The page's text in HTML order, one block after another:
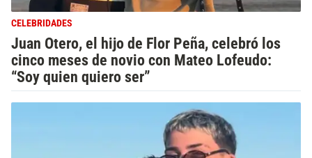
CELEBRIDADES
Juan Otero, el hijo de Flor Peña, celebró los
cinco meses de novio con Mateo Lofeudo:
“Soy quien quiero ser”